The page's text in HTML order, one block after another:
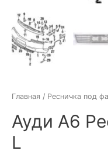
Главная / Ресничка под
Ауди А6
L